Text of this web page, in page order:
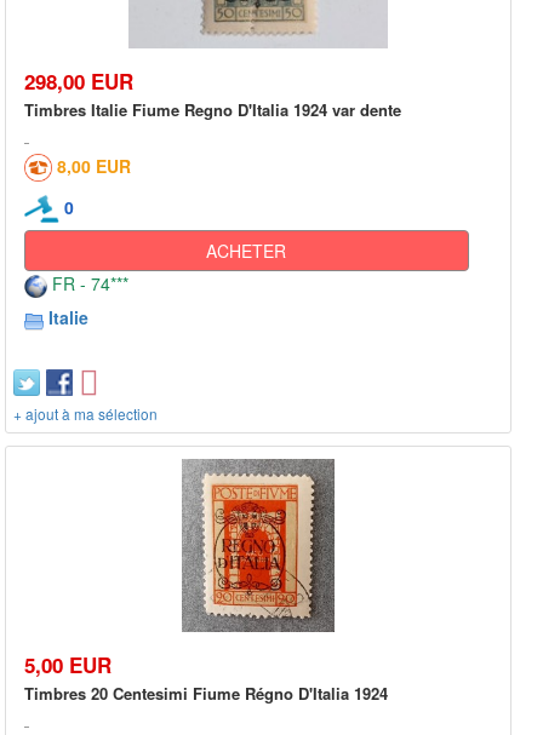
298,00 EUR
Timbres Italie Fiume Regno D'Italia 1924 var dente
8,00 EUR
0
ACHETER
FR - 74***
Italie
+ ajout à ma sélection
5,00 EUR
Timbres 20 Centesimi Fiume Régno D'Italia 1924